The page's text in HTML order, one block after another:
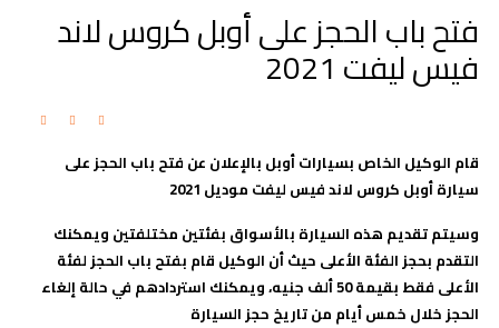
فتح باب الحجز على أوبل كروس لاند
فيس ليفت 2021
قام الوكيل الخاص بسيارات أوبل بالإعلان عن فتح باب الحجز على
سيارة أوبل كروس لاند فيس ليفت موديل 2021
وسيتم تقديم هذه السيارة بالأسواق بفئتين مختلفتين ويمكنك
التقدم بحجز الفئة الأعلى حيث أن الوكيل قام بفتح باب الحجز لفئة
الأعلى فقط بقيمة 50 ألف جنيه، ويمكنك استردادهم في حالة إلغاء
الحجز خلال خمس أيام من تاريخ حجز السيارة